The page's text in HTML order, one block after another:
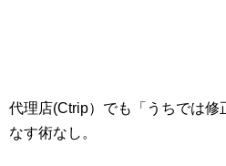
代理店(Ctrip）でも「うちでは修
なす術なし。